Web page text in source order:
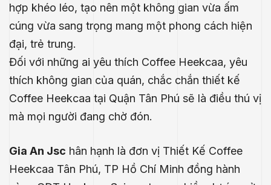
hợp khéo léo, tạo nên một không gian vừa ấm
cúng vừa sang trọng mang một phong cách hiện
đại, trẻ trung.
Đối với những ai yêu thích Coffee Heekcaa, yêu
thích không gian của quán, chắc chắn thiết kế
Coffee Heekcaa tại Quận Tân Phú sẽ là điều thú vị
mà mọi người đang chờ đón.
Gia An Jsc hân hạnh là đơn vị Thiết Kế Coffee
Heekcaa Tân Phú, TP Hồ Chí Minh đồng hành